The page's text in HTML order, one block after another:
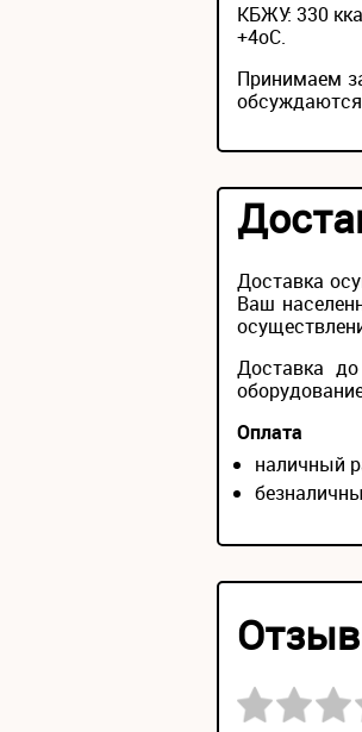
КБЖУ: 330
+4оС.
Принимаем
Доставка
Ваш
Доставка
Оплата
наличный